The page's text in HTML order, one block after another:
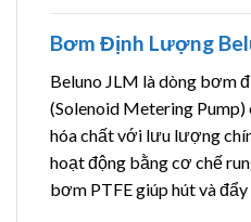
Bơm Định Lượng
Beluno JLM là dòng bơm
(Solenoid Metering Pump)
hóa chất với lưu lượng
hoạt động bằng cơ chế
bơm PTFE giúp hút và đẩy